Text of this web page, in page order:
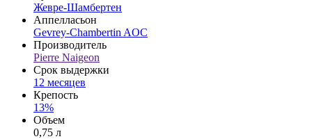
Жевре-Шамбертен
Аппелласьон
Gevrey-Chambertin AOC
Производитель
Pierre Naigeon
Срок выдержки
12 месяцев
Крепость
13%
Объем
0,75 л